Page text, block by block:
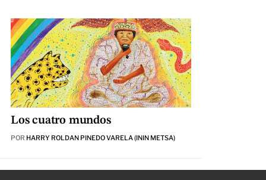
Los cuatro mundos
POR HARRY ROLDAN PINEDO VARELA (ININ METSA)